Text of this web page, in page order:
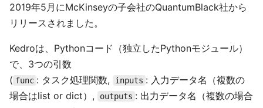
2019年5月にMcKinseyの子会社のQuantumBlack社から
リリースされました。
Kedroは、Pythonコード（独立したPythonモジュール）
で、3つの引数
( func : タスク処理関数, inputs : 入力データ名（複数の
場合はlist or dict）,
outputs : 出力データ名（複数の場合